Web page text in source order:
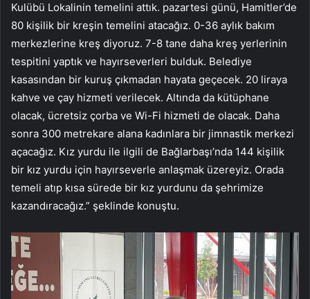
Kulübü Lokalinin temelini attık. pazartesi günü, Hamitler’de
80 kişilik bir kreşin temelini atacağız. 0-36 aylık bakım
merkezlerine kreş diyoruz. 7-8 tane daha kreş yerlerinin
tespitini yaptık ve hayırseverleri bulduk. Belediye
kasasından bir kuruş çıkmadan hayata geçecek. 20 liraya
kahve ve çay hizmeti verilecek. Altında da kütüphane
olacak, ücretsiz çorba ve Wi-Fi hizmeti de olacak. Daha
sonra 300 metrekare alana kadınlara bir jimnastik merkezi
açacağız. Kız yurdu ile ilgili de Bağlarbaşı’nda 144 kişilik
bir kız yurdu için hayırseverle anlaşmak üzereyiz. Orada
temeli atıp kısa sürede bir kız yurdunu da şehrimize
kazandıracağız.” şeklinde konuştu.